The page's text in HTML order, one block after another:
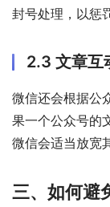
封号处理，以惩
2.3 文章互
微信还会根据公
果一个公众号的
微信会适当放宽
三、如何避